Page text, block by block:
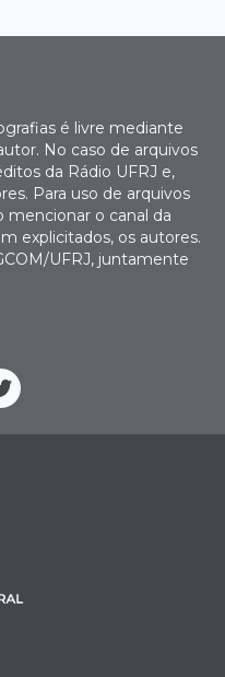
Twitter
é livre mediante
No caso de arquivos
da Rádio UFRJ e,
Para uso de arquivos
mencionar o canal da
explicitados, os autores.
UFRJ, juntamente